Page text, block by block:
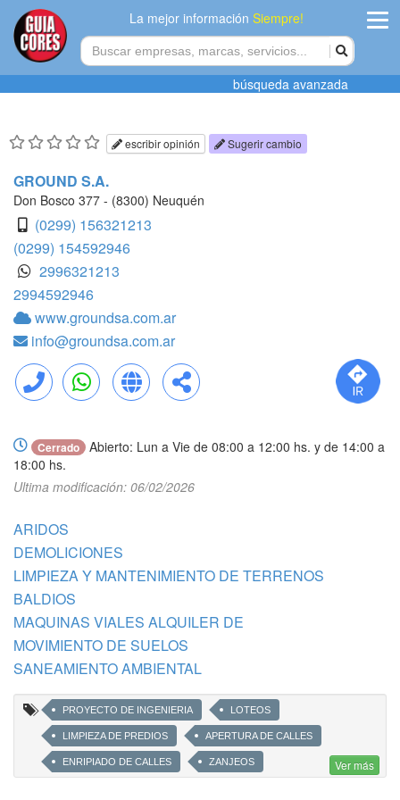
La mejor informaciónSiempre!
Agregar
búsqueda avanzada
escribir opinión Sugerir cambio
GROUND S.A.
Don Bosco 377 - (8300) Neuquén
(0299) 156321213
(0299) 154592946
2996321213
2994592946
www.groundsa.com.ar
info@groundsa.com.ar
Llamar WhatsApp Web Compartir
Cerrado
Abierto: Lun a Vie de 08:00 a 12:00 hs. y de 14:00 a
18:00 hs.
Ultima modificación: 06/02/2026
ARIDOS
DEMOLICIONES
LIMPIEZA Y MANTENIMIENTO DE TERRENOS
BALDIOS
MAQUINAS VIALES ALQUILER DE
MOVIMIENTO DE SUELOS
SANEAMIENTO AMBIENTAL
PROYECTO DE INGENIERIA LOTEOS
LIMPIEZA DE PREDIOS APERTURA DE CALLES
ENRIPIADO DE CALLES ZANJEOS Ver más